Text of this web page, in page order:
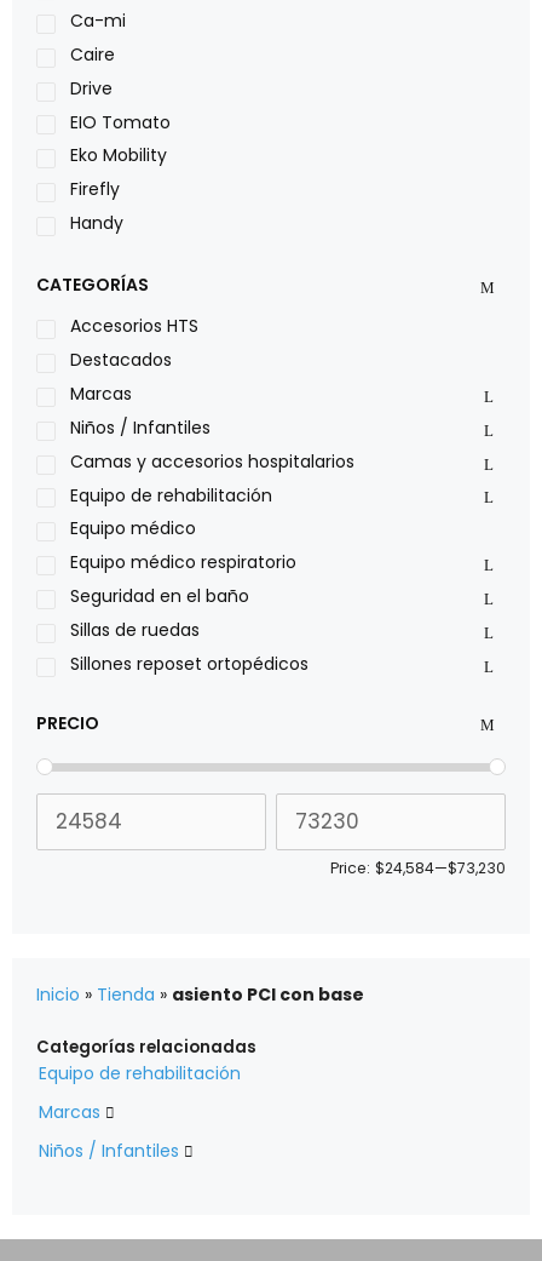
Ca-mi
Caire
Drive
EIO Tomato
Eko Mobility
Firefly
Handy
Leggero
Lumex
Medical Store
Nidek
Oxiplus
Philips
Pride
Roho
Sillas de ruedas Everest Jennings
Stealth products
Xiehe Medical
CATEGORÍAS
Accesorios HTS
Destacados
Marcas
Niños / Infantiles
Camas y accesorios hospitalarios
Equipo de rehabilitación
Equipo médico
Equipo médico respiratorio
Seguridad en el baño
Sillas de ruedas
Sillones reposet ortopédicos
PRECIO
Price: $24,584—$73,230
Inicio » Tienda » asiento PCI con base
Categorías relacionadas
Equipo de rehabilitación
Marcas 
Niños / Infantiles 